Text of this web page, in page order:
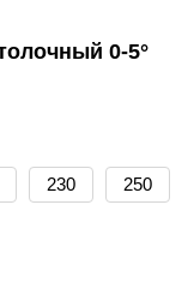
0-5°
230 250